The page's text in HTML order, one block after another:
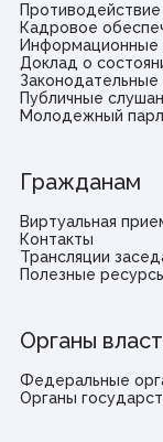
Кадровое
Информационные
Доклад о
Публичные
Молодежный
Гражданам
Виртуальная
Контакты
Трансляции
Полезные
Органы
Федеральные
Органы